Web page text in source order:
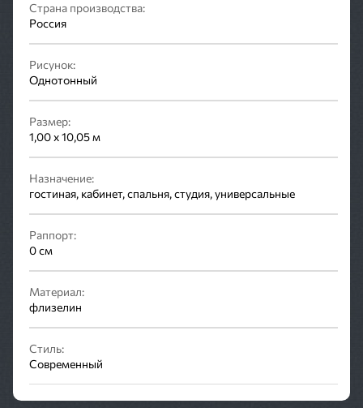
Страна производства:
Россия
Рисунок:
Однотонный
Размер:
1,00 x 10,05 м
Назначение:
гостиная, кабинет, спальня, студия, универсальные
Раппорт:
0 см
Материал:
флизелин
Стиль:
Современный